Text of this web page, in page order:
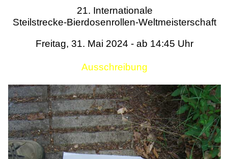
Literatur
Termine
21. Internationale
Steilstrecke-Bierdosenrollen-Weltmeisterschaft
Freitag, 31. Mai 2024 - ab 14:45 Uhr
Ausschreibung